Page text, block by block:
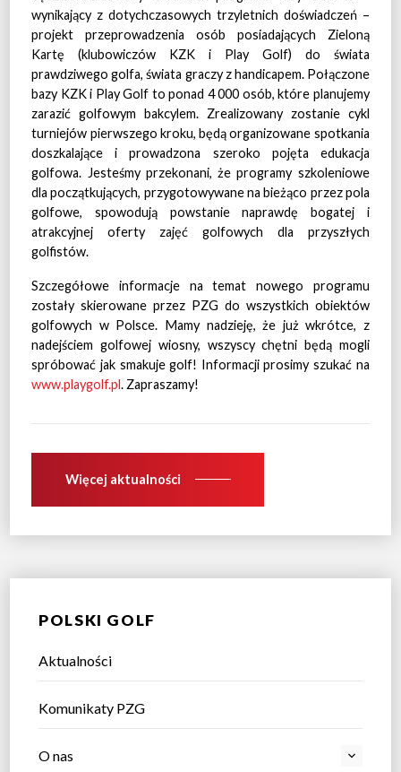
wynikający z dotychczasowych trzyletnich doświadczeń –
projekt przeprowadzenia osób posiadających Zieloną
Kartę (klubowiczów KZK i Play Golf) do świata
prawdziwego golfa, świata graczy z handicapem. Połączone
bazy KZK i Play Golf to ponad 4 000 osób, które planujemy
zarazić golfowym bakcylem. Zrealizowany zostanie cykl
turniejów pierwszego kroku, będą organizowane spotkania
doszkalające i prowadzona szeroko pojęta edukacja
golfowa. Jesteśmy przekonani, że programy szkoleniowe
dla początkujących, przygotowywane na bieżąco przez pola
golfowe, spowodują powstanie naprawdę bogatej i
atrakcyjnej oferty zajęć golfowych dla przyszłych
golfistów.
Szczegółowe informacje na temat nowego programu
zostały skierowane przez PZG do wszystkich obiektów
golfowych w Polsce. Mamy nadzieję, że już wkrótce, z
nadejściem golfowej wiosny, wszyscy chętni będą mogli
spróbować jak smakuje golf! Informacji prosimy szukać na
www.playgolf.pl. Zapraszamy!
Więcej aktualności
POLSKI GOLF
Aktualności
Komunikaty PZG
O nas